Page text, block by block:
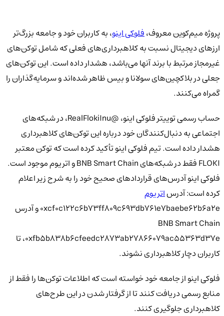
پروژه میم‌کوین معروف،فلوکی اینو، به کاربران خود و جامعه بزرگ‌تر
ارزهای دیجیتال نسبت به کلاهبرداری‌های فعلی که شامل توکن‌های
غیرمجاز مرتبط با برند آنها می‌باشد، هشدار داده است. این توکن‌های
جعلی در بلاکچین‌های سولانا و بیس ظاهر شده‌اند و سرمایه‌گذاران را
گمراه می‌کنند.
حساب رسمی توییتر فلوکی اینو، @RealFlokiInu، در شبکه‌های
اجتماعی به دنبال‌کنندگان خود درباره این توکن‌های کلاهبرداری
هشدار داده است. تیم فلوکی اینو تأکید کرده است که توکن معتبر
FLOKI فقط در شبکه‌های BNB Smart Chain و اتریوم موجود است.
فلوکی اینو آدرس‌های قراردادهای صحیح خود را به شرح زیر اعلام
کرده است: آدرساتریوم
0xcf0c122c6b73ff809c693db761e7baebe62b6a2e و آدرس
BNB Smart Chain
0xfb5b838b6cfeedc2873ab27866079ac55363d37e، تا
کاربران دچار کلاهبرداری نشوند.
فلوکی اینو از جامعه خود خواسته است که اطلاعات توکن‌ها را فقط از
منابع رسمی دریافت کنند تا از گرفتار شدن در این طرح‌های
کلاهبرداری جلوگیری کنند.